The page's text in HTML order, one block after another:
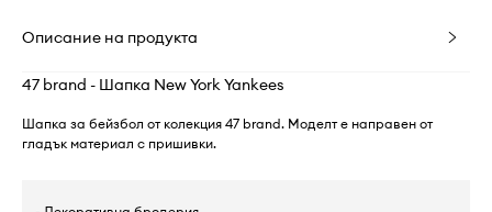
Описание на продукта
47 brand - Шапка New York Yankees
Шапка за бейзбол от колекция 47 brand. Моделт е направен от
гладък материал с пришивки.